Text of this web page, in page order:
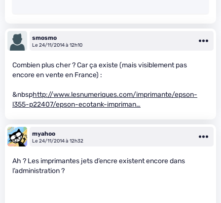
smosmo
Le 24/11/2014 à 12h10
Combien plus cher ? Car ça existe (mais visiblement pas
encore en vente en France) :
&nbsphttp://www.lesnumeriques.com/imprimante/epson-
l355-p22407/epson-ecotank-impriman…
myahoo
Le 24/11/2014 à 12h32
Ah ? Les imprimantes jets d’encre existent encore dans
l’administration ?